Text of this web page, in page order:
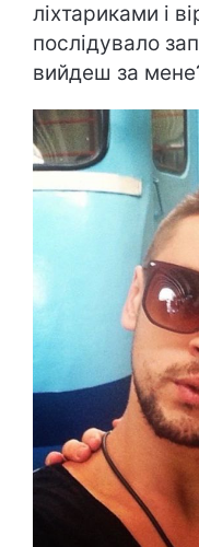
ліхтариками і
послідувало
вийдеш за